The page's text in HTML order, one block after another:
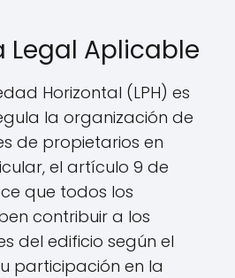
Legal Aplicable
Horizontal (LPH) es
la organización de
de propietarios en
el artículo 9 de
que todos los
contribuir a los
del edificio según el
participación en la